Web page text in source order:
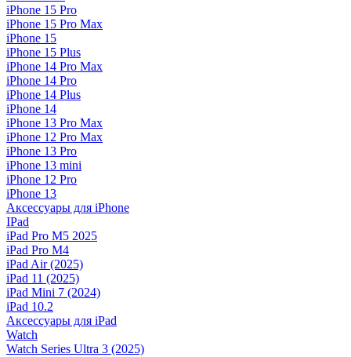
iPhone 15 Pro
iPhone 15 Pro Max
iPhone 15
iPhone 15 Plus
iPhone 14 Pro Max
iPhone 14 Pro
iPhone 14 Plus
iPhone 14
iPhone 13 Pro Max
iPhone 12 Pro Max
iPhone 13 Pro
iPhone 13 mini
iPhone 12 Pro
iPhone 13
Аксессуары для iPhone
IPad
iPad Pro M5 2025
iPad Pro M4
iPad Air (2025)
iPad 11 (2025)
iPad Mini 7 (2024)
iPad 10.2
Аксессуары для iPad
Watch
Watch Series Ultra 3 (2025)